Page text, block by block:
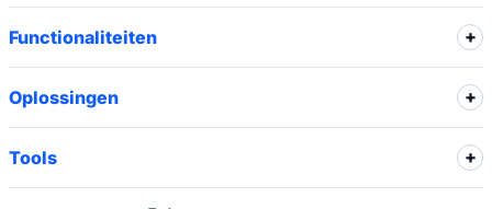
Functionaliteiten
Oplossingen
Tools